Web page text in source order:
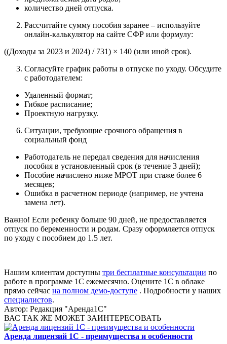
количество дней отпуска.
Рассчитайте сумму пособия заранее – используйте
онлайн-калькулятор на сайте СФР или формулу:
((Доходы за 2023 и 2024) / 731) × 140 (или иной срок).
Согласуйте график работы в отпуске по уходу. Обсудите
с работодателем:
Удаленный формат;
Гибкое расписание;
Проектную нагрузку.
Ситуации, требующие срочного обращения в
социальный фонд
Работодатель не передал сведения для начисления
пособия в установленный срок (в течение 3 дней);
Пособие начислено ниже МРОТ при стаже более 6
месяцев;
Ошибка в расчетном периоде (например, не учтена
замена лет).
Важно! Если ребенку больше 90 дней, не предоставляется
отпуск по беременности и родам. Сразу оформляется отпуск
по уходу с пособием до 1.5 лет.
Нашим клиентам доступны три бесплатные консультации по
работе в программе 1С ежемесячно. Оцените 1С в облаке
прямо сейчас на полном демо-доступе . Подробности у наших
специалистов.
Автор: Редакция "Аренда1С"
ВАС ТАК ЖЕ МОЖЕТ ЗАИНТЕРЕСОВАТЬ
Аренда лицензий 1С - преимущества и особенности